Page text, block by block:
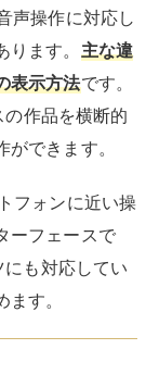
続するだけ
テレビに映せ
合は、まずテ
、Wi-Fi設定を
キャストアイ